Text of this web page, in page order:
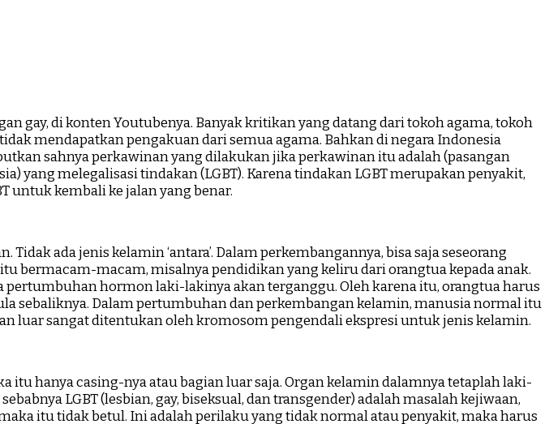
gay, di konten Youtubenya. Banyak kritikan yang datang dari tokoh agama, tokoh
mendapatkan pengakuan dari semua agama. Bahkan di negara Indonesia
sahnya perkawinan yang dilakukan jika perkawinan itu adalah (pasangan
yang melegalisasi tindakan (LGBT). Karena tindakan LGBT merupakan penyakit,
untuk kembali ke jalan yang benar.
ada jenis kelamin ‘antara’. Dalam perkembangannya, bisa saja seseorang
bermacam-macam, misalnya pendidikan yang keliru dari orangtua kepada anak.
hormon laki-lakinya akan terganggu. Oleh karena itu, orangtua harus
sebaliknya. Dalam pertumbuhan dan perkembangan kelamin, manusia normal itu
luar sangat ditentukan oleh kromosom pengendali ekspresi untuk jenis kelamin.
hanya casing-nya atau bagian luar saja. Organ kelamin dalamnya tetaplah laki-
LGBT (lesbian, gay, biseksual, dan transgender) adalah masalah kejiwaan,
itu tidak betul. Ini adalah perilaku yang tidak normal atau penyakit, maka harus